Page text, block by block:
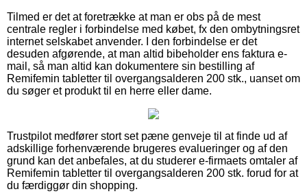
Tilmed er det at foretrække at man er obs på de mest
centrale regler i forbindelse med købet, fx den ombytningsret
internet selskabet anvender. I den forbindelse er det
desuden afgørende, at man altid bibeholder ens faktura e-
mail, så man altid kan dokumentere sin bestilling af
Remifemin tabletter til overgangsalderen 200 stk., uanset om
du søger et produkt til en herre eller dame.
Trustpilot medfører stort set pæne genveje til at finde ud af
adskillige forhenværende brugeres evalueringer og af den
grund kan det anbefales, at du studerer e-firmaets omtaler af
Remifemin tabletter til overgangsalderen 200 stk. forud for at
du færdiggør din shopping.